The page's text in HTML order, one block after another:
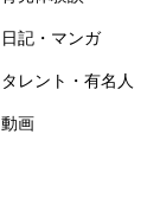
日記・マンガ
タレント・有名人
動画